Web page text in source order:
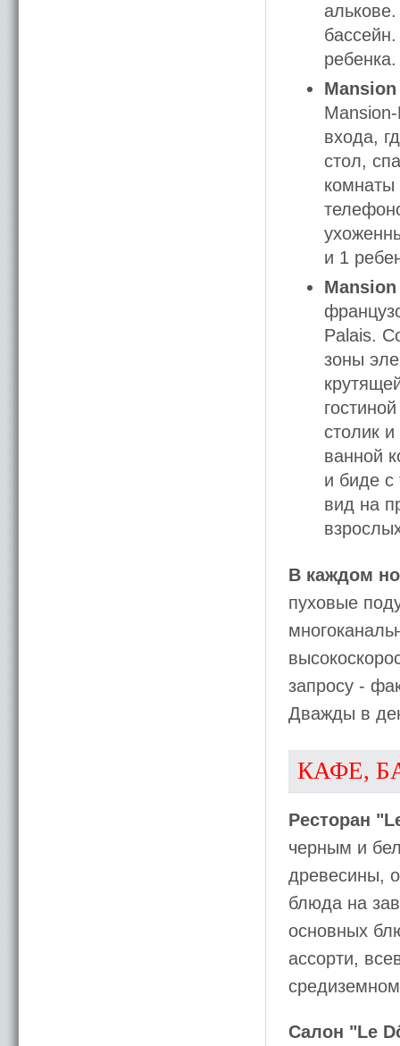
ребенка.
входа,
стол,
комнаты
и 1
Palais.
зоны
столик
ванной
и биде с
вид на
В каждом
пуховые
запросу -
Дважды в
КАФЕ,
Ресторан
черным и
древесины,
блюда на
основных
ассорти,
Салон "Le